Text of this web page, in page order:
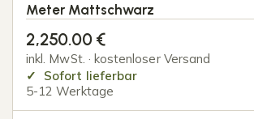
Meter Mattschwarz
2,250.00 €
inkl. MwSt. · kostenloser Versand
Sofort lieferbar
5-12 Werktage